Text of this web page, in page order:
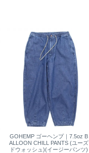
GOHEMP ゴーヘンプ｜7.5oz B
ALLOON CHILL PANTS (ユーズ
ドウォッシュ)(イージーパンツ)